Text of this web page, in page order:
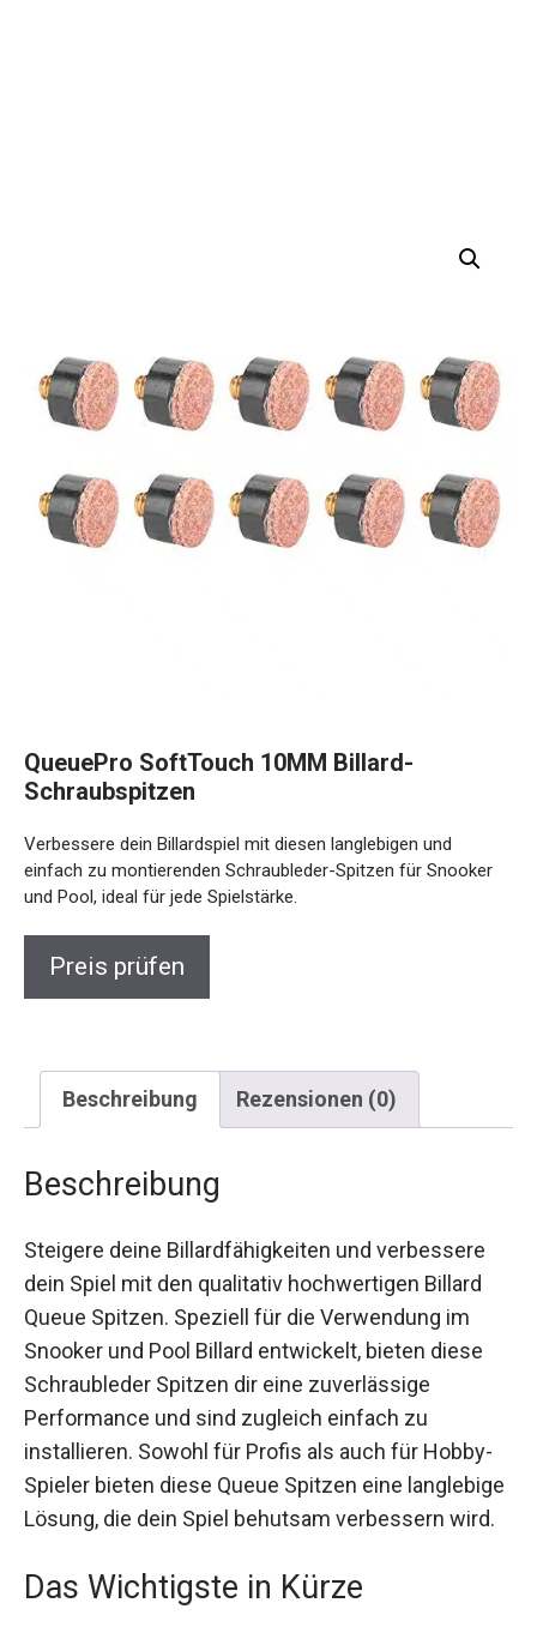
Schraubspitzen
einfach zu montierenden Schraubleder-Spitzen für Snooker
und Pool, ideal für jede Spielstärke.
Beschreibung Rezensionen (0)
Beschreibung
dein Spiel mit den qualitativ hochwertigen Billard
Queue Spitzen. Speziell für die Verwendung im
Snooker und Pool Billard entwickelt, bieten diese
Schraubleder Spitzen dir eine zuverlässige
Performance und sind zugleich einfach zu
installieren. Sowohl für Profis als auch für Hobby-
Spieler bieten diese Queue Spitzen eine
langlebige Lösung, die dein Spiel behutsam
verbessern wird.
Das Wichtigste in Kürze